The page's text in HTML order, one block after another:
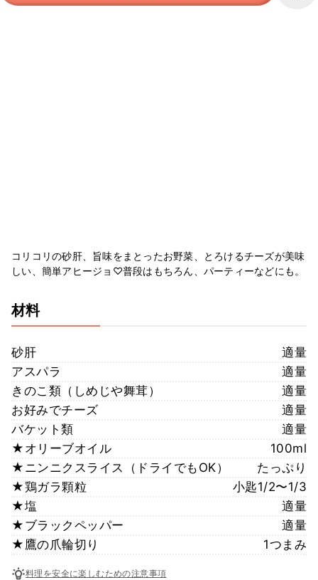
コリコリの砂肝、旨味をまとったお野菜、とろけるチーズが美味
しい、簡単アヒージョ♡普段はもちろん、パーティーなどにも。
材料
砂肝
適量
アスパラ
適量
きのこ類（しめじや舞茸）
適量
お好みでチーズ
適量
バケット類
適量
★オリーブオイル
100ml
★ニンニクスライス（ドライでもOK）
たっぷり
★鶏ガラ顆粒
小匙1/2〜1/3
★塩
適量
★ブラックペッパー
適量
★鷹の爪輪切り
1つまみ
料理を安全に楽しむための注意事項